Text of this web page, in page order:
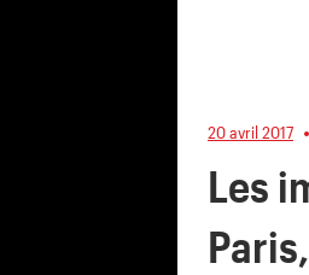
20 avril 2017
Les